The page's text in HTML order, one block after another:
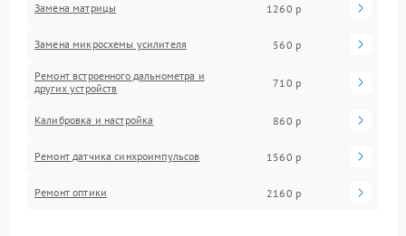
Замена матрицы 1260 р
Замена микросхемы усилителя 560 р
Ремонт встроенного дальнометра и
других устройств
710 р
Калибровка и настройка 860 р
Ремонт датчика синхроимпульсов 1560 р
Ремонт оптики 2160 р